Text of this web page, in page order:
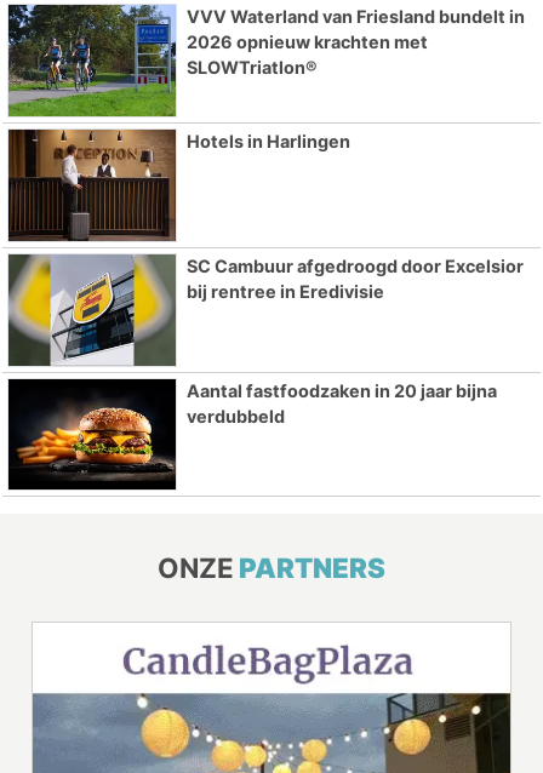
VVV Waterland van Friesland bundelt in
2026 opnieuw krachten met
SLOWTriatlon®
Hotels in Harlingen
SC Cambuur afgedroogd door Excelsior
bij rentree in Eredivisie
Aantal fastfoodzaken in 20 jaar bijna
verdubbeld
ONZE PARTNERS